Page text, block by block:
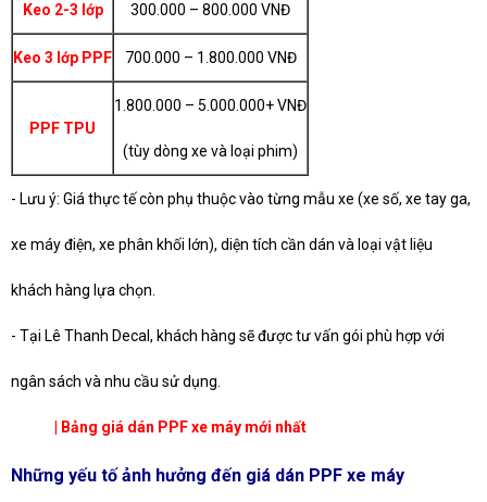
Keo 2-3 lớp 300.000 – 800.000 VNĐ
Keo 3 lớp PPF 700.000 – 1.800.000 VNĐ
PPF TPU
1.800.000 – 5.000.000+ VNĐ
(tùy dòng xe và loại phim)
- Lưu ý: Giá thực tế còn phụ thuộc vào từng mẫu xe (xe số, xe tay ga,
xe máy điện, xe phân khối lớn), diện tích cần dán và loại vật liệu
khách hàng lựa chọn.
- Tại Lê Thanh Decal, khách hàng sẽ được tư vấn gói phù hợp với
ngân sách và nhu cầu sử dụng.
| Bảng giá dán PPF xe máy mới nhất
Những yếu tố ảnh hưởng đến giá dán PPF xe máy